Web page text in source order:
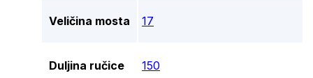
Veličina mosta 17
Duljina ručice 150